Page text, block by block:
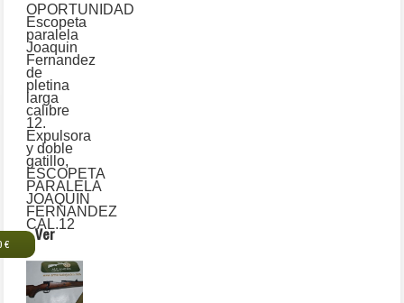
OPORTUNIDAD
Escopeta
paralela
Joaquin
Fernandez
de
pletina
larga
calibre
12.
Expulsora
y doble
gatillo,
ESCOPETA
PARALELA
JOAQUIN
FERNANDEZ
CAL.12
€
Ver